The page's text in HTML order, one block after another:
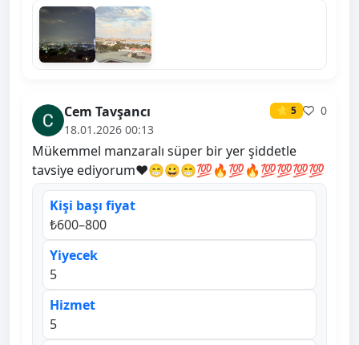
Cem Tavşancı ⭐ 5
0
18.01.2026 00:13
Mükemmel manzaralı süper bir yer şiddetle
tavsiye ediyorum♥️😁😀😁💯🔥💯🔥💯💯💯💯
Kişi başı fiyat
₺600–800
Yiyecek
5
Hizmet
5